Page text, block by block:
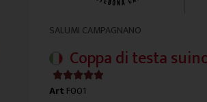
SALUMI CAMPAGNANO
Coppa di testa

Art F001